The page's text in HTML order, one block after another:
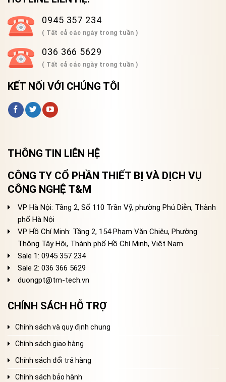
0945 357 234
( Tất cả các ngày trong tuần )
036 366 5629
( Tất cả các ngày trong tuần )
KẾT NỐI VỚI CHÚNG TÔI
THÔNG TIN LIÊN HỆ
CÔNG TY CỔ PHẦN THIẾT BỊ VÀ DỊCH VỤ
CÔNG NGHỆ T&M
VP Hà Nội: Tầng 2, Số 110 Trần Vỹ, phường Phú Diễn, Thành
phố Hà Nội
VP Hồ Chí Minh: Tầng 2, 154 Phạm Văn Chiêu, Phường
Thông Tây Hội, Thành phố Hồ Chí Minh, Việt Nam
Sale 1: 0945 357 234
Sale 2: 036 366 5629
duongpt@tm-tech.vn
CHÍNH SÁCH HỖ TRỢ
Chính sách và quy định chung
Chính sách giao hàng
Chính sách đổi trả hàng
Chính sách bảo hành